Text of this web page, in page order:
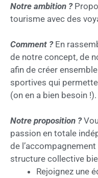
Notre ambition ?
tourisme avec des
Comment ?En
de notre concept, de
afin de créer
sportives qui
(on en a bien besoin !).
Notre proposition ?
passion en totale
de
structure collective
Rejoignez une